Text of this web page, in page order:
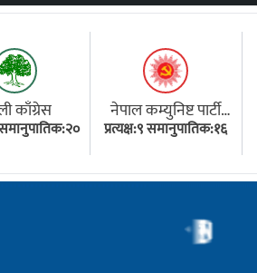
काँग्रेस
समानुपातिक:२०
नेपाल कम्युनिष्ट पार्टी
(एमाले)
प्रत्यक्ष:९ समानुपातिक:१६